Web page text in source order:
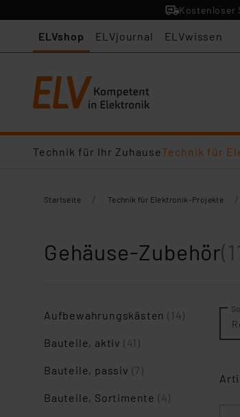
Kostenloser
ELVshop ELVjournal ELVwissen
Technik für Ihr ZuhauseTechnik für
Startseite / Technik für Elektronik-Projekte /
Gehäuse-Zubehör
Aufbewahrungskästen(14)
Bauteile, aktiv (41)
Bauteile, passiv (7)
Bauteile, Sortimente (4)